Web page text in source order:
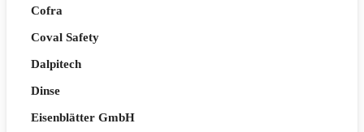
Cofra
Coval Safety
Dalpitech
Dinse
Eisenblätter GmbH